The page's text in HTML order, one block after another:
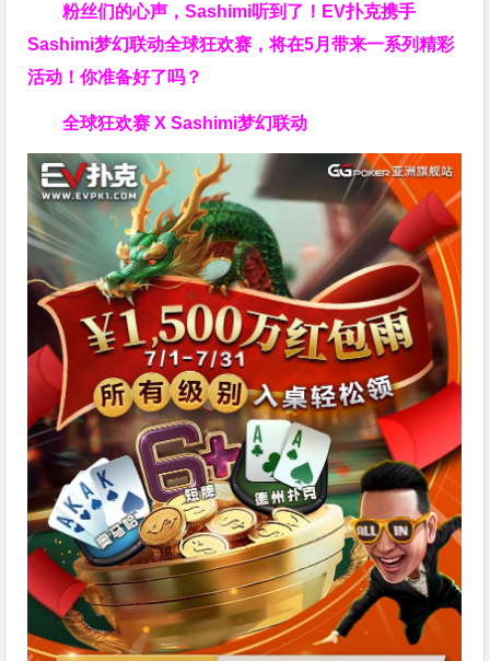
粉丝们的心声，Sashimi听到了！EV扑克携手
Sashimi梦幻联动全球狂欢赛，将在5月带来一系列精彩
活动！你准备好了吗？
全球狂欢赛 X Sashimi梦幻联动